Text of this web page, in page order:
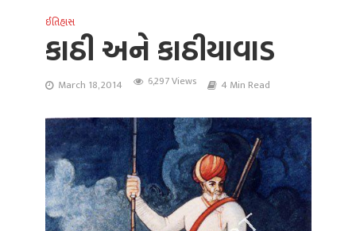
ઈતિહાસ
કાઠી અને કાઠીયાવાડ
March 18, 2014 6,297 Views 4 Min Read